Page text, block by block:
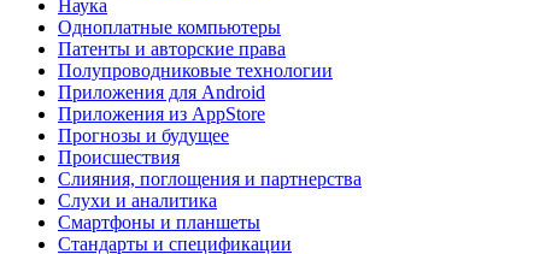
Наука
Одноплатные компьютеры
Патенты и авторские права
Полупроводниковые технологии
Приложения для Android
Приложения из AppStore
Прогнозы и будущее
Происшествия
Слияния, поглощения и партнерства
Слухи и аналитика
Смартфоны и планшеты
Стандарты и спецификации